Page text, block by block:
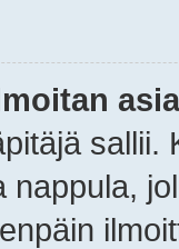
sallii.
nappula,